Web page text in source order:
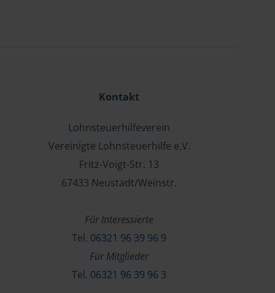
Kontakt
Lohnsteuerhilfeverein
Vereinigte Lohnsteuerhilfe e.V.
Fritz-Voigt-Str. 13
67433 Neustadt/Weinstr.
Für Interessierte
Tel. 06321 96 39 96 9
Für Mitglieder
Tel. 06321 96 39 96 3